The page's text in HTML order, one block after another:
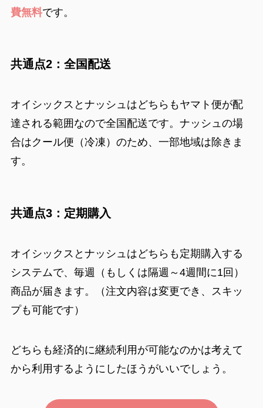
費無料です。
共通点2：全国配送
オイシックスとナッシュはどちらもヤマト便が配
達される範囲なので全国配送です。ナッシュの場
合はクール便（冷凍）のため、一部地域は除きま
す。
共通点3：定期購入
オイシックスとナッシュはどちらも定期購入する
システムで、毎週（もしくは隔週～4週間に1回）
商品が届きます。（注文内容は変更でき、スキッ
プも可能です）
どちらも経済的に継続利用が可能なのかは考えて
から利用するようにしたほうがいいでしょう。